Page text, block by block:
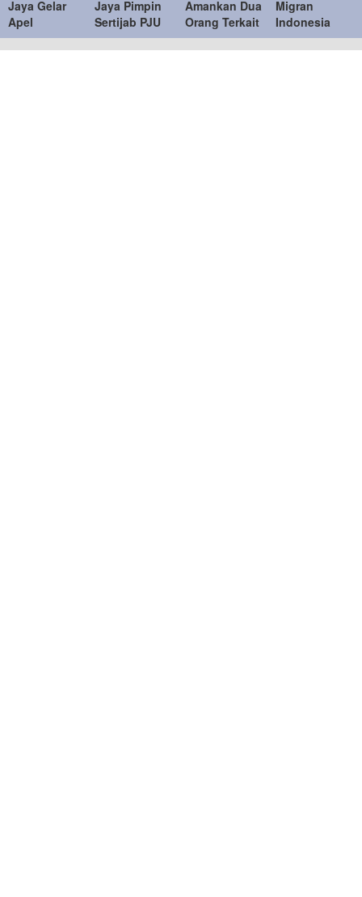
Jaya Gelar
Apel
Kesiapan
Personel dan
Jaya Pimpin
Sertijab PJU
dan Kapolres
Jajaran,
Amankan Dua
Orang Terkait
Bentrokan di
Menteng
Migran
Indonesia
Jadi Korban
TPPO,